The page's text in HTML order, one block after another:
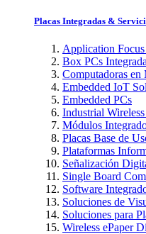
Placas Integradas &
Application
Box PCs
Computadoras en
Embedded IoT
Embedded PCs
Industrial
Módulos
Placas Base de
Plataformas
Señalización
Single Board
Software
Soluciones de
Soluciones para
Wireless ePaper